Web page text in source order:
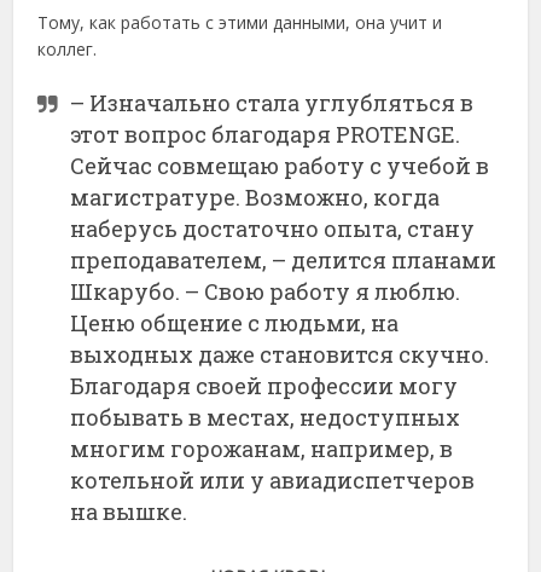
Тому, как работать с этими данными, она учит и
коллег.
– Изначально стала углуб­ляться в
этот вопрос благодаря PROTENGE.
Сейчас совмещаю работу с учебой в
магистратуре. Возможно, когда
наберусь достаточно опыта, стану
преподавателем, – делится планами
Шкарубо. – Свою работу я люблю.
Ценю общение с людьми, на
выходных даже становится скучно.
Благодаря своей профессии могу
побывать в местах, недоступных
многим горожанам, например, в
котельной или у авиадиспетчеров
на вышке.